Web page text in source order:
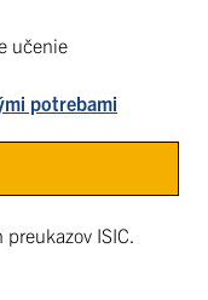
učenie
potrebami
ISIC.